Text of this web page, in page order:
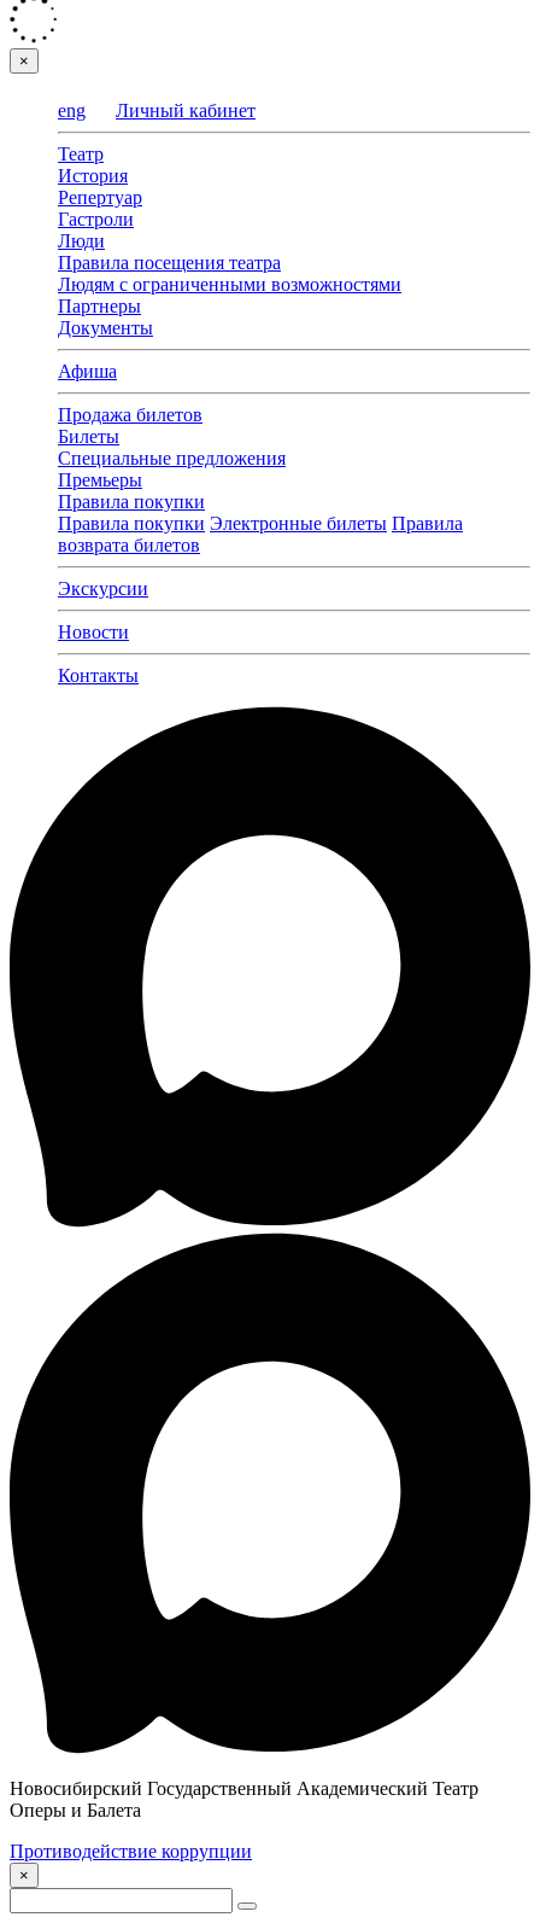
×
eng Личный кабинет
Театр
История
Репертуар
Гастроли
Люди
Правила посещения театра
Людям с ограниченными возможностями
Партнеры
Документы
Афиша
Продажа билетов
Билеты
Специальные предложения
Премьеры
Правила покупки
Правила покупки Электронные билеты Правила
возврата билетов
Экскурсии
Новости
Контакты
Новосибирский Государственный Академический Театр
Оперы и Балета
Противодействие коррупции
×